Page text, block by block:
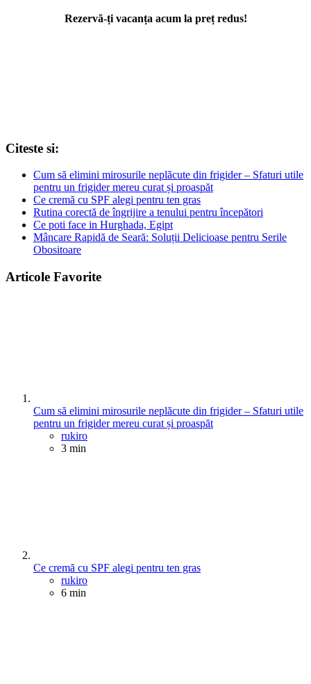
Rezervă-ți vacanța acum la preț redus!
Citeste si:
Cum să elimini mirosurile neplăcute din frigider – Sfaturi utile
pentru un frigider mereu curat și proaspăt
Ce cremă cu SPF alegi pentru ten gras
Rutina corectă de îngrijire a tenului pentru începători
Ce poti face in Hurghada, Egipt
Mâncare Rapidă de Seară: Soluții Delicioase pentru Serile
Obositoare
Articole Favorite
Cum să elimini mirosurile neplăcute din frigider – Sfaturi utile
pentru un frigider mereu curat și proaspăt
Posted
rukiro
3 min
Ce cremă cu SPF alegi pentru ten gras
Posted
rukiro
6 min